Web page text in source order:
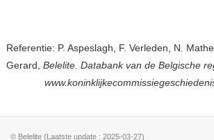
Referentie: P. Aspeslagh, F. Verleden, N.
Gerard, Belelite. Databank van de Belgische
© Belelite (Laatste update : 2025-03-27)